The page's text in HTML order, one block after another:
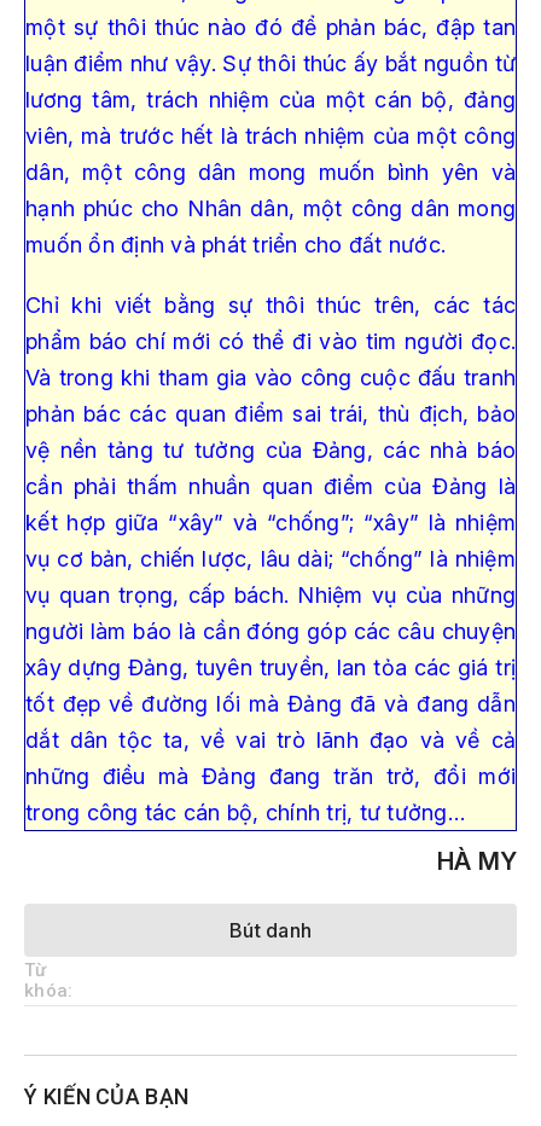
một sự thôi thúc nào đó để phản bác, đập tan
luận điểm như vậy. Sự thôi thúc ấy bắt nguồn từ
lương tâm, trách nhiệm của một cán bộ, đảng
viên, mà trước hết là trách nhiệm của một công
dân, một công dân mong muốn bình yên và
hạnh phúc cho Nhân dân, một công dân mong
muốn ổn định và phát triển cho đất nước.
Chỉ khi viết bằng sự thôi thúc trên, các tác
phẩm báo chí mới có thể đi vào tim người đọc.
Và trong khi tham gia vào công cuộc đấu tranh
phản bác các quan điểm sai trái, thù địch, bảo
vệ nền tảng tư tưởng của Đảng, các nhà báo
cần phải thấm nhuần quan điểm của Đảng là
kết hợp giữa “xây” và “chống”; “xây” là nhiệm
vụ cơ bản, chiến lược, lâu dài; “chống” là nhiệm
vụ quan trọng, cấp bách. Nhiệm vụ của những
người làm báo là cần đóng góp các câu chuyện
xây dựng Đảng, tuyên truyền, lan tỏa các giá trị
tốt đẹp về đường lối mà Đảng đã và đang dẫn
dắt dân tộc ta, về vai trò lãnh đạo và về cả
những điều mà Đảng đang trăn trở, đổi mới
trong công tác cán bộ, chính trị, tư tưởng…
HÀ MY
Bút danh
Từ
khóa:
Ý KIẾN CỦA BẠN